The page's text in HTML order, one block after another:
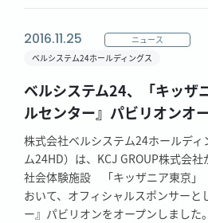
2016.11.25
ニュース
ベルシステム24ホールディングス
ベルシステム24、「キッザ
ルセンター』パビリオンオ
株式会社ベルシステム24ホールデ
ム24HD）は、KCJ GROUP株式会社
社会体験施設 「キッザニア東京」
おいて、オフィシャルスポンサーと
ー』パビリオンをオープンしました